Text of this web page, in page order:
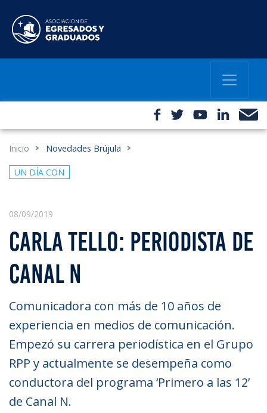
Inicio Novedades Brújula
UN DÍA CON
08/09/2019
CARLA TELLO: PERIODISTA DE
CANAL N
Comunicadora con más de 10 años de
experiencia en medios de comunicación.
Empezó su carrera periodística en el Grupo
RPP y actualmente se desempeña como
conductora del programa ‘Primero a las 12’
de Canal N.